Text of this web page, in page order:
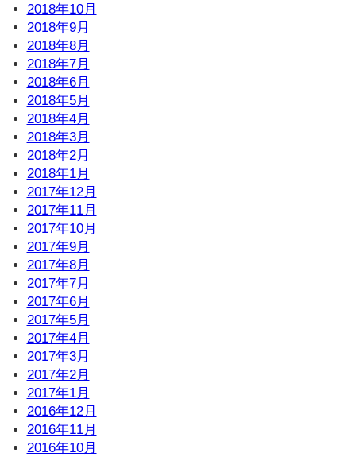
2018年10月
2018年9月
2018年8月
2018年7月
2018年6月
2018年5月
2018年4月
2018年3月
2018年2月
2018年1月
2017年12月
2017年11月
2017年10月
2017年9月
2017年8月
2017年7月
2017年6月
2017年5月
2017年4月
2017年3月
2017年2月
2017年1月
2016年12月
2016年11月
2016年10月